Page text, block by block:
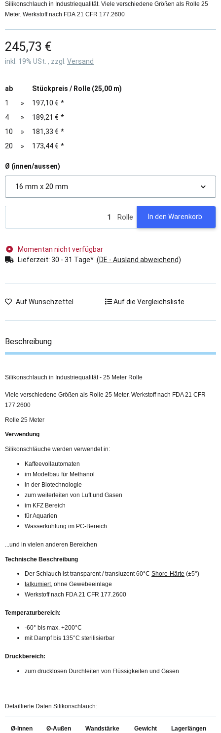
Silikonschlauch in Industriequalität. Viele verschiedene Größen als Rolle 25
Meter. Werkstoff nach FDA 21 CFR 177.2600
245,73 €
inkl. 19% USt. , zzgl. Versand
ab
Stückpreis / Rolle (25,00 m)
1
» 197,10 € *
4
» 189,21 € *
10
» 181,33 € *
20
» 173,44 € *
Ø (innen/aussen)
16 mm x 20 mm
Rolle In den Warenkorb
Momentan nicht verfügbar
Lieferzeit: 30 - 31 Tage* (DE - Ausland abweichend)
Auf Wunschzettel Auf die Vergleichsliste
Beschreibung
Silikonschlauch in Industriequalität - 25 Meter Rolle
Viele verschiedene Größen als Rolle 25 Meter. Werkstoff nach FDA 21 CFR
177.2600
Rolle 25 Meter
Verwendung
Silikonschläuche werden verwendet in:
Kaffeevollautomaten
im Modelbau für Methanol
in der Biotechnologie
zum weiterleiten von Luft und Gasen
im KFZ Bereich
für Aquarien
Wasserkühlung im PC-Bereich
...und in vielen anderen Bereichen
Technische Beschreibung
Der Schlauch ist transparent / transluzent 60°C Shore-Härte (±5°)
talkumiert, ohne Gewebeeinlage
Werkstoff nach FDA 21 CFR 177.2600
Temperaturbereich:
-60° bis max. +200°C
mit Dampf bis 135°C sterilisierbar
Druckbereich:
zum drucklosen Durchleiten von Flüssigkeiten und Gasen
Detaillierte Daten Silikonschlauch:
Ø-Innen Ø-Außen Wandstärke Gewicht Lagerlängen